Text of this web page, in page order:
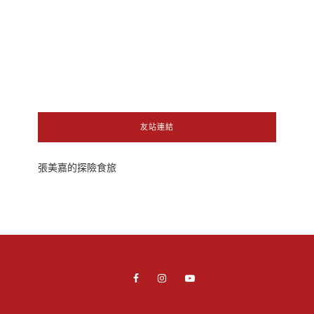
友站連結
張美嘉的探險食旅